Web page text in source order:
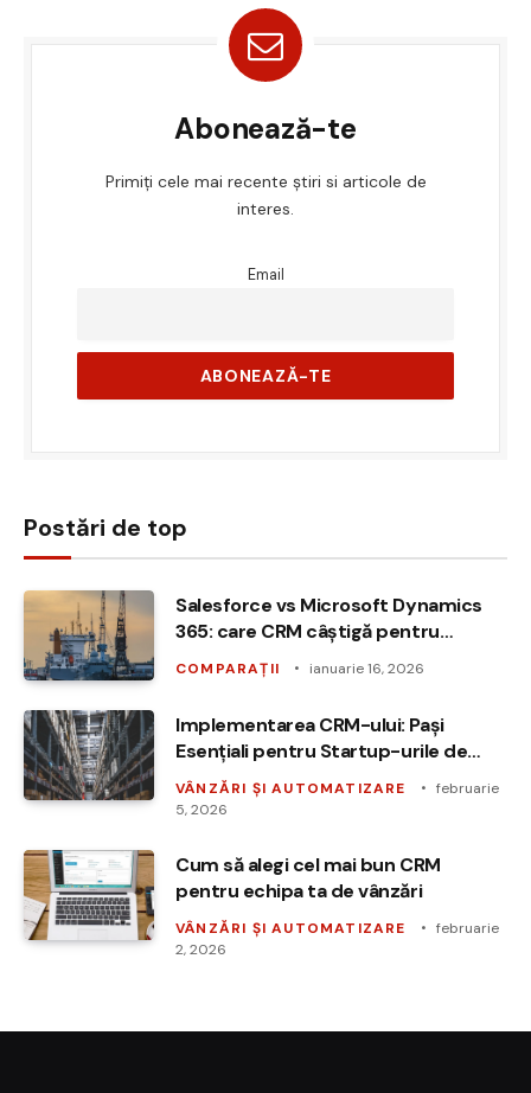
Abonează-te
Primiți cele mai recente știri si articole de
interes.
Email
Postări de top
Salesforce vs Microsoft Dynamics
365: care CRM câștigă pentru
companiile enterprise?
COMPARAȚII ianuarie 16, 2026
Implementarea CRM-ului: Pași
Esențiali pentru Startup-urile de
Vânzări
VÂNZĂRI ȘI AUTOMATIZARE
februarie
5, 2026
Cum să alegi cel mai bun CRM
pentru echipa ta de vânzări
VÂNZĂRI ȘI AUTOMATIZARE
februarie
2, 2026